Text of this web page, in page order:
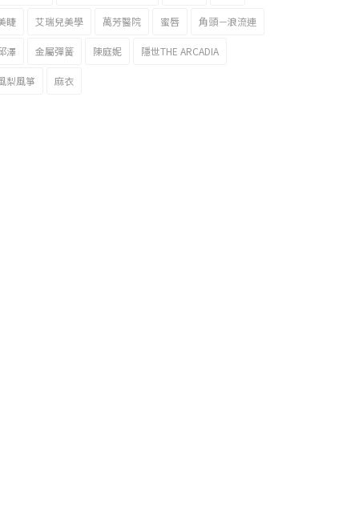
睫 艾瑞兒美學 萬芳醫院 蜜唇 角頭－浪流連
澤 金屬彈簧 陳庭妮 隱世THE ARCADIA
梨風箏 麻衣